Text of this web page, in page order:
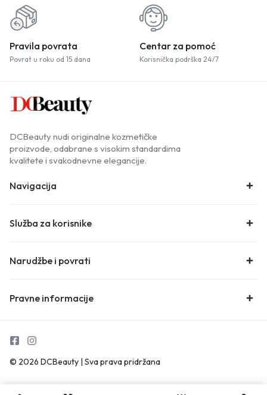
Pravila povrata
Povrat u roku od 15 dana
Centar za pomoć
Korisnička podrška 24/7
DCBeauty nudi originalne kozmetičke
proizvode, odabrane s visokim standardima
kvalitete i svakodnevne elegancije.
Navigacija
Služba za korisnike
Narudžbe i povrati
Pravne informacije
© 2026 DCBeauty | Sva prava pridržana